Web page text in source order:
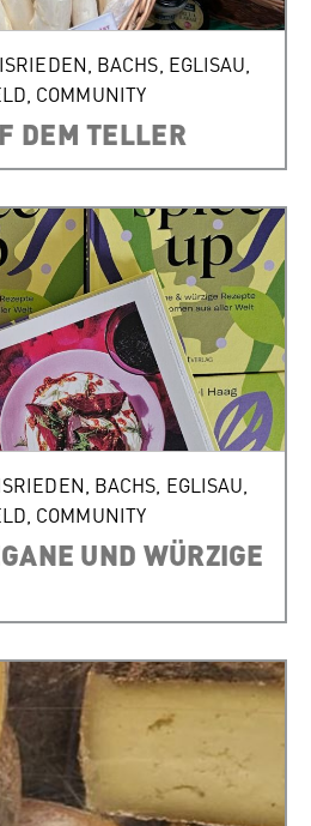
BACHS EGLISAU
COMMUNITY
DEM TELLER
BACHS EGLISAU
COMMUNITY
UND WÜRZIGE